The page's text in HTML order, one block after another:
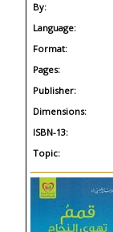
By:
Language:
Format:
Pages:
Publisher:
Dimensions:
ISBN-13:
Topic: